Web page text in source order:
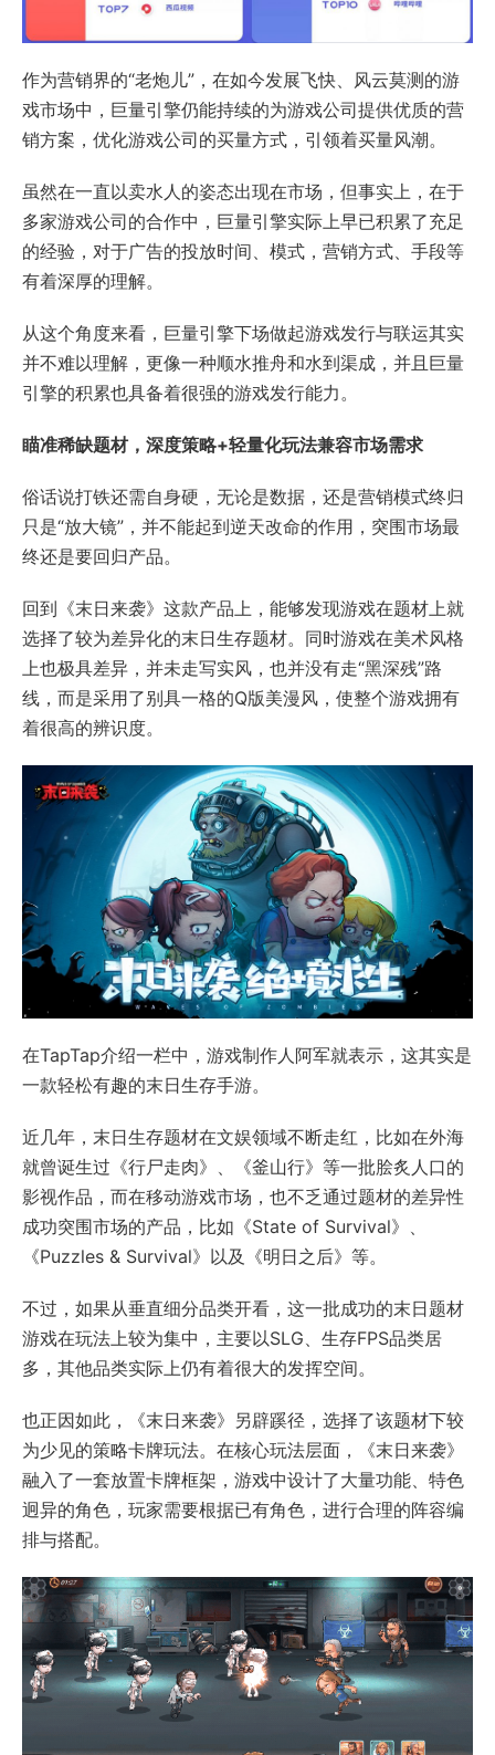
作为营销界的“老炮儿”，在如今发展飞快、风云莫测的游
戏市场中，巨量引擎仍能持续的为游戏公司提供优质的营
销方案，优化游戏公司的买量方式，引领着买量风潮。
虽然在一直以卖水人的姿态出现在市场，但事实上，在于
多家游戏公司的合作中，巨量引擎实际上早已积累了充足
的经验，对于广告的投放时间、模式，营销方式、手段等
有着深厚的理解。
从这个角度来看，巨量引擎下场做起游戏发行与联运其实
并不难以理解，更像一种顺水推舟和水到渠成，并且巨量
引擎的积累也具备着很强的游戏发行能力。
瞄准稀缺题材，深度策略+轻量化玩法兼容市场需求
俗话说打铁还需自身硬，无论是数据，还是营销模式终归
只是“放大镜”，并不能起到逆天改命的作用，突围市场最
终还是要回归产品。
回到《末日来袭》这款产品上，能够发现游戏在题材上就
选择了较为差异化的末日生存题材。同时游戏在美术风格
上也极具差异，并未走写实风，也并没有走“黑深残”路
线，而是采用了别具一格的Q版美漫风，使整个游戏拥有
着很高的辨识度。
在TapTap介绍一栏中，游戏制作人阿军就表示，这其实是
一款轻松有趣的末日生存手游。
近几年，末日生存题材在文娱领域不断走红，比如在外海
就曾诞生过《行尸走肉》、《釜山行》等一批脍炙人口的
影视作品，而在移动游戏市场，也不乏通过题材的差异性
成功突围市场的产品，比如《State of Survival》、
《Puzzles & Survival》以及《明日之后》等。
不过，如果从垂直细分品类开看，这一批成功的末日题材
游戏在玩法上较为集中，主要以SLG、生存FPS品类居
多，其他品类实际上仍有着很大的发挥空间。
也正因如此，《末日来袭》另辟蹊径，选择了该题材下较
为少见的策略卡牌玩法。在核心玩法层面，《末日来袭》
融入了一套放置卡牌框架，游戏中设计了大量功能、特色
迥异的角色，玩家需要根据已有角色，进行合理的阵容编
排与搭配。